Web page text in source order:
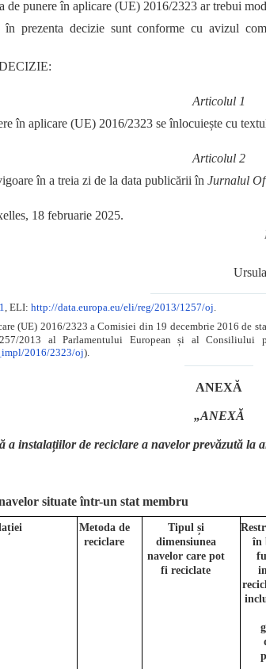
de punere în aplicare (UE) 2016/2323 ar trebui
în prezenta decizie sunt conforme cu avizul
Articolul 1
în aplicare (UE) 2016/2323 se înlocuiește cu
Articolul 2
în a treia zi de la data publicării în Jurnalul
18 februarie 2025.
, ELI: http://data.europa.eu/eli/reg/2013/1257/oj.
(UE) 2016/2323 a Comisiei din 19 decembrie 2016 de
2013 al Parlamentului European și al Consiliului
2016/2323/oj).
ANEXĂ
„ANEXĂ
a instalațiilor de reciclare a navelor prevăzută
situate într-un stat membru
Metoda de
reciclare
Tipul și
dimensiunea
navelor care pot
fi reciclate
în